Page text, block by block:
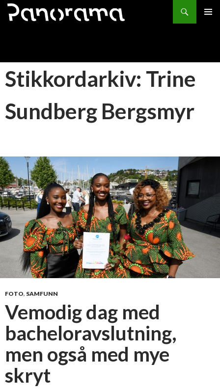
Søk
HOPP
Stikkordarkiv: Trine
Sundberg Bergsmyr
FOTO, SAMFUNN
Vemodig dag med
bacheloravslutning,
men også med mye
skryt